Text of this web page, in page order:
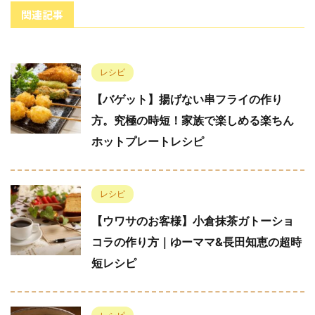
関連記事
レシピ
【バゲット】揚げない串フライの作り
方。究極の時短！家族で楽しめる楽ちん
ホットプレートレシピ
レシピ
【ウワサのお客様】小倉抹茶ガトーショ
コラの作り方｜ゆーママ&長田知恵の超時
短レシピ